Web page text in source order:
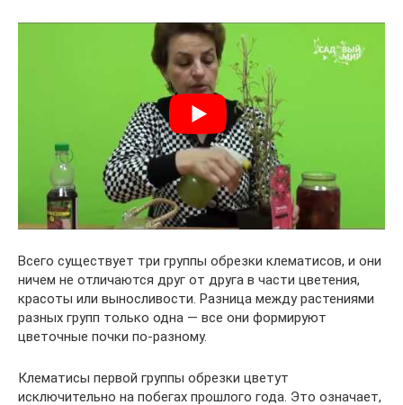
Всего существует три группы обрезки клематисов, и они
ничем не отличаются друг от друга в части цветения,
красоты или выносливости. Разница между растениями
разных групп только одна — все они формируют
цветочные почки по-разному.
Клематисы первой группы обрезки цветут
исключительно на побегах прошлого года. Это означает,